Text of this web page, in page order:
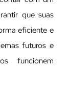
que suas
eficiente e
futuros e
funcionem